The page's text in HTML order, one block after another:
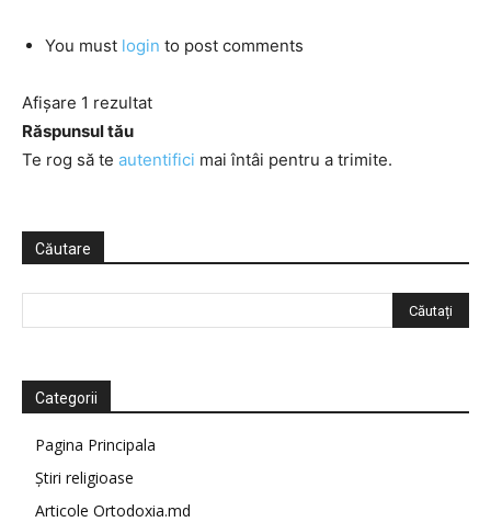
You must login to post comments
Afișare 1 rezultat
Răspunsul tău
Te rog să te autentifici mai întâi pentru a trimite.
Căutare
Categorii
Pagina Principala
Știri religioase
Articole Ortodoxia.md